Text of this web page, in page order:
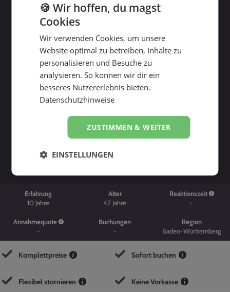
bis
Erfahrung
10 Jahre
Alter
47 Jahre
Reaktionszeit
-
Annahmequote
-
Buchungen
-
Region
Baden-Württemberg
Komplettpreise Sofort buchen
Flexibel stornieren Keine Vorkasse
🍪 Wir hoffen, du magst
Cookies
Wir verwenden Cookies, um unsere
Website optimal zu betreiben, Inhalte zu
personalisieren und Besuche zu
analysieren. So können wir dir ein
besseres Nutzererlebnis bieten.
Datenschutzhinweise
ZUSTIMMEN & WEITER
EINSTELLUNGEN